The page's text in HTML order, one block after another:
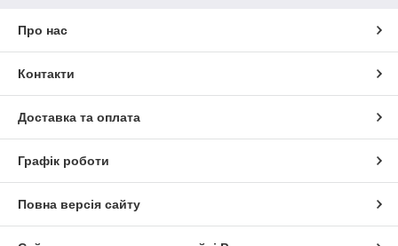
Про нас
Контакти
Доставка та оплата
Графік роботи
Повна версія сайту